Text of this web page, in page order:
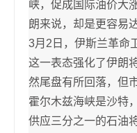
峡，促成国际油价大
朗来说，却是更容易
3月2日，伊斯兰革命
这一表态强化了伊朗
然尾盘有所回落，但
霍尔木兹海峡是沙特
供应三分之一的石油